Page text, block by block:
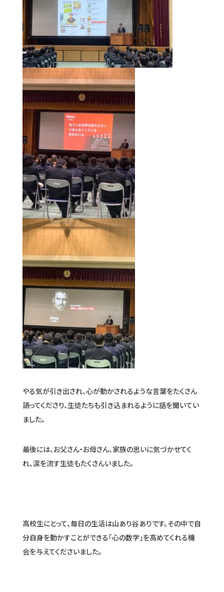
やる気が引き出され、心が動かされるような言葉をたくさん
語ってくださり、生徒たちも引き込まれるように話を聞いてい
ました。
最後には、お父さん・お母さん、家族の思いに気づかせてく
れ、涙を流す生徒もたくさんいました。
高校生にとって、毎日の生活は山あり谷ありです。その中で自
分自身を動かすことができる「心の数字」を高めてくれる機
会を与えてくださいました。